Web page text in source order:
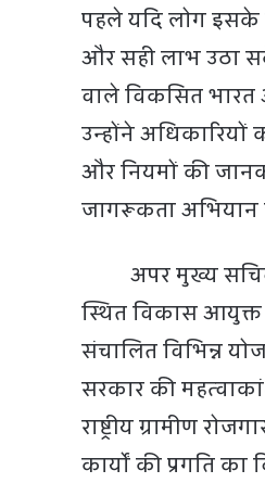
पहले यदि लोग
और सही लाभ उठा
वाले विकसित भारत
उन्होंने अधिकारियों
और नियमों की
जागरूकता अभियान
अपर मुख्य सचिव
स्थित विकास आयुक्त
संचालित विभिन्न
सरकार की
राष्ट्रीय ग्रामीण
कार्यों की प्रगति